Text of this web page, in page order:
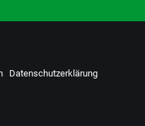
Datenschutzerklärung